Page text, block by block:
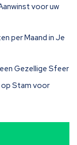
voor uw
per Maand in Je
Gezellige Sfeer
op Stam voor